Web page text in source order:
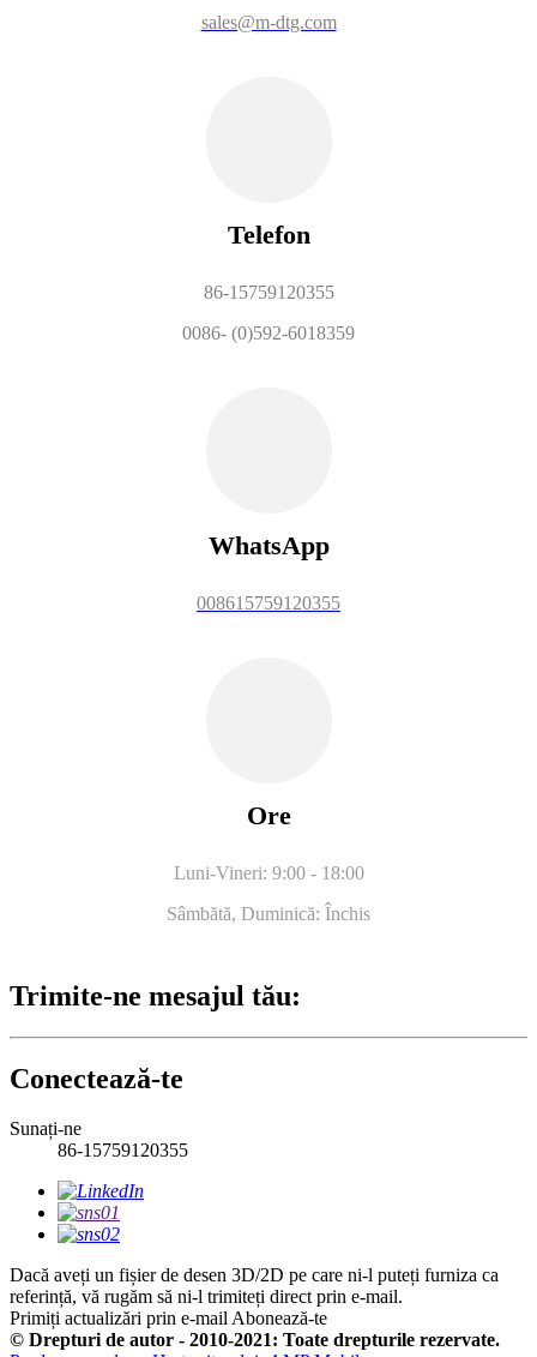
sales@m-dtg.com
Telefon
86-15759120355
0086- (0)592-6018359
WhatsApp
008615759120355
Ore
Luni-Vineri: 9:00 - 18:00
Sâmbătă, Duminică: Închis
Trimite-ne mesajul tău:
Conectează-te
Sunați-ne
86-15759120355
Dacă aveți un fișier de desen 3D/2D pe care ni-l puteți furniza ca
referință, vă rugăm să ni-l trimiteți direct prin e-mail.
Primiți actualizări prin e-mailAbonează-te
© Drepturi de autor - 2010-2021: Toate drepturile rezervate.